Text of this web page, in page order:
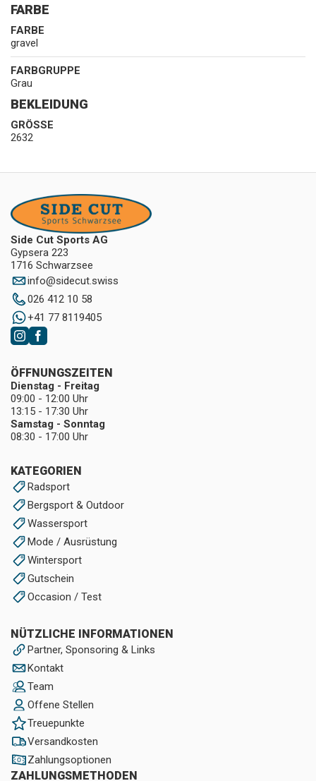
FARBE
FARBE
gravel
FARBGRUPPE
Grau
BEKLEIDUNG
GRÖSSE
2632
Side Cut Sports AG
Gypsera 223
1716 Schwarzsee
info@sidecut.swiss
026 412 10 58
+41 77 8119405
KATEGORIEN
Radsport
Bergsport & Outdoor
Wassersport
Mode / Ausrüstung
Wintersport
Gutschein
Occasion / Test
NÜTZLICHE INFORMATIONEN
Partner, Sponsoring & Links
Kontakt
Team
Offene Stellen
Treuepunkte
Versandkosten
Zahlungsoptionen
ZAHLUNGSMETHODEN
ÖFFNUNGSZEITEN
Dienstag - Freitag
09:00 - 12:00 Uhr
13:15 - 17:30 Uhr
Samstag - Sonntag
08:30 - 17:00 Uhr